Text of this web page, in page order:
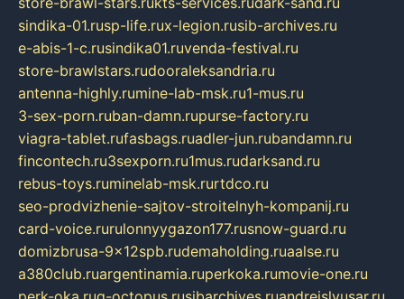
sindika-01.rusp-life.rux-legion.rusib-archives.ru
e-abis-1-c.rusindika01.ruvenda-festival.ru
store-brawlstars.rudooraleksandria.ru
antenna-highly.rumine-lab-msk.ru1-mus.ru
3-sex-porn.ruban-damn.rupurse-factory.ru
viagra-tablet.rufasbags.ruadler-jun.rubandamn.ru
fincontech.ru3sexporn.ru1mus.rudarksand.ru
rebus-toys.ruminelab-msk.rurtdco.ru
seo-prodvizhenie-sajtov-stroitelnyh-kompanij.ru
card-voice.rurulonnyygazon177.rusnow-guard.ru
domizbrusa-9x12spb.rudemaholding.ruaalse.ru
a380club.ruargentinamia.ruperkoka.rumovie-one.ru